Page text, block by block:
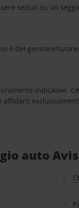
seduti su un
è del genitore/
indicative.
auto